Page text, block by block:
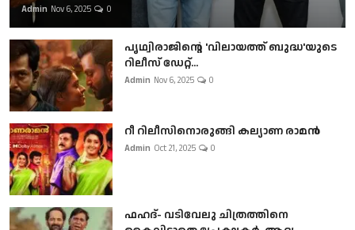
Admin Nov 6, 2025 0
പൃഥ്വിരാജിന്റെ 'വിലായത്ത് ബുദ്ധ'യുടെ
റിലീസ് ഡേറ്റ്...
Admin Nov 6, 2025 0
റീ റിലീസിനൊരുങ്ങി കല്യാണ രാമൻ
Admin Oct 21, 2025 0
ഫഹദ്- വടിവേലു ചിത്രത്തിനെ